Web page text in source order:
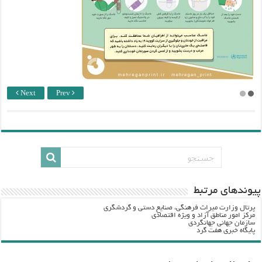
Next Prev
پيوندهاي مرتبط
پرتال وزارت ميراث فرهنگي، صنایع دستی و گردشگري
مرکز امور مناطق آزاد و ویژه اقتصادی
سازمان جهانی جهانگردی
پایگاه خبری هفت گرد